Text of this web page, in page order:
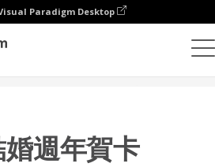
Paradigm Desktop
週年賀卡